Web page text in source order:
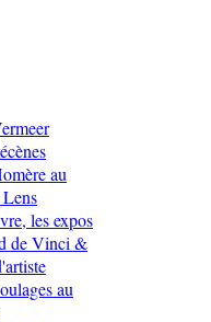
au
les expos
de Vinci &
au